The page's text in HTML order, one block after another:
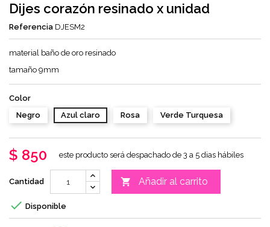
Dijes corazón resinado x unidad
Referencia DJESM2
material baño de oro resinado
tamaño 9mm
Color
Negro
Azul claro Rosa Verde Turquesa
$ 850 este producto será despachado de 3 a 5 dias hábiles
Cantidad  Añadir al carrito
 Disponible